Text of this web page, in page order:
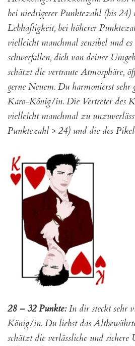
bei niedrigerer Punktezahl (bis 24)
Lebhaftigkeit, bei höherer
vielleicht manchmal sensibel und
schwerfallen, dich von deiner
schätzt die vertraute Atmosphäre,
gerne Neuem. Du harmonierst
Karo-König/in. Die Vertreter des
vielleicht manchmal zu
Punktezahl > 24) und die des
28 – 32 Punkte: In dir steckt sehr
König/in. Du liebst das
schätzt die verlässliche und sichere